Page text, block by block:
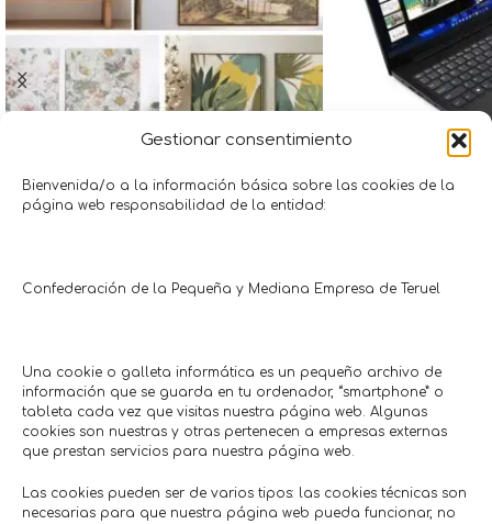
Gestionar consentimiento
Bienvenida/o a la información básica sobre las cookies de la
página web responsabilidad de la entidad:
Confederación de la Pequeña y Mediana Empresa de Teruel
Una cookie o galleta informática es un pequeño archivo de
información que se guarda en tu ordenador, “smartphone” o
tableta cada vez que visitas nuestra página web. Algunas
cookies son nuestras y otras pertenecen a empresas externas
que prestan servicios para nuestra página web.
Las cookies pueden ser de varios tipos: las cookies técnicas son
necesarias para que nuestra página web pueda funcionar, no
20% descuento en cuadros
decoración
Hasta 20/10/2026
Regalo
Hasta:
Comercios en actívaTe